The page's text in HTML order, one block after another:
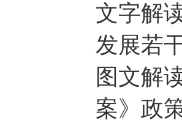
文字解
发展若
图文解
案》政